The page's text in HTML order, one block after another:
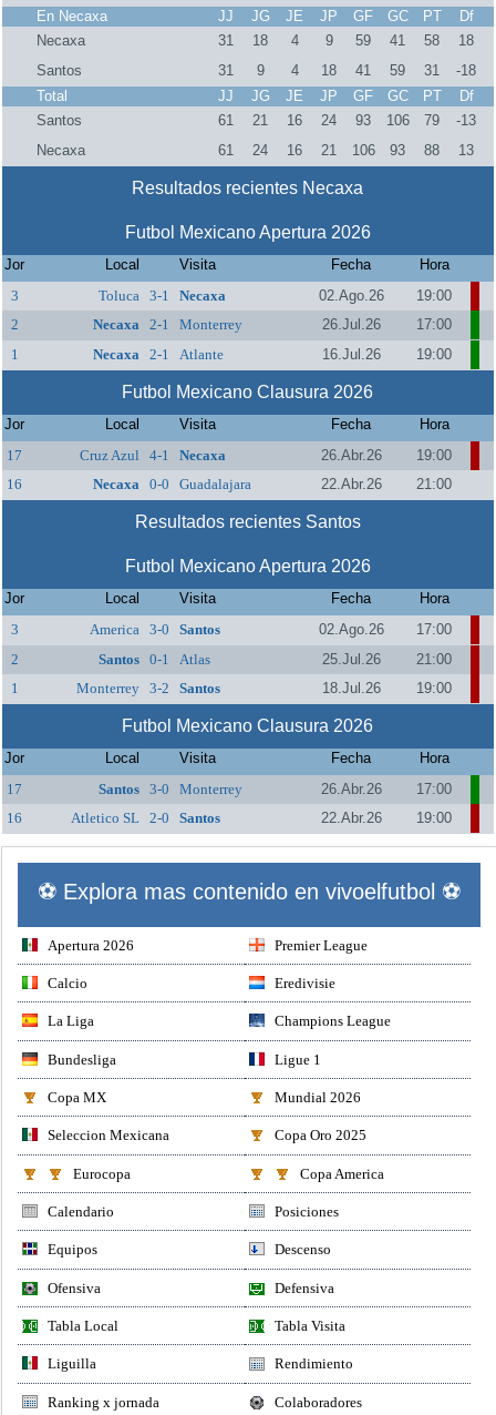
En Necaxa
JJ JG JE JP GF GC PT
Df
Necaxa
31 18 4 9 59 41 58
18
Santos
31 9 4 18 41 59 31
-18
Total
JJ JG JE JP GF GC PT
Df
Santos
61 21 16 24 93 106 79
-13
Necaxa
61 24 16 21 106 93 88 13
Resultados recientes Necaxa
Futbol Mexicano Apertura 2026
Jor Local Visita Fecha
Hora
3
Toluca 3-1 Necaxa 02.Ago.26
19:00
2
Necaxa 2-1 Monterrey 26.Jul.26
17:00
1
Necaxa 2-1 Atlante 16.Jul.26 19:00
Futbol Mexicano Clausura 2026
Jor Local Visita Fecha
Hora
17
Cruz Azul 4-1 Necaxa 26.Abr.26
19:00
16
Necaxa 0-0 Guadalajara 22.Abr.26 21:00
Resultados recientes Santos
Futbol Mexicano Apertura 2026
Jor Local Visita Fecha
Hora
3
America 3-0 Santos 02.Ago.26
17:00
2
Santos 0-1 Atlas 25.Jul.26
21:00
1
Monterrey 3-2 Santos 18.Jul.26 19:00
Futbol Mexicano Clausura 2026
Jor Local Visita Fecha
Hora
17
Santos 3-0 Monterrey 26.Abr.26
17:00
16
Atletico SL 2-0 Santos 22.Abr.26 19:00
⚽ Explora mas contenido en vivoelfutbol ⚽
Apertura 2026 Premier League
Calcio Eredivisie
La Liga Champions League
Bundesliga Ligue 1
Copa MX Mundial 2026
Seleccion Mexicana Copa Oro 2025
Eurocopa Copa America
Calendario Posiciones
Equipos Descenso
Ofensiva Defensiva
Tabla Local Tabla Visita
Liguilla Rendimiento
Ranking x jornada Colaboradores